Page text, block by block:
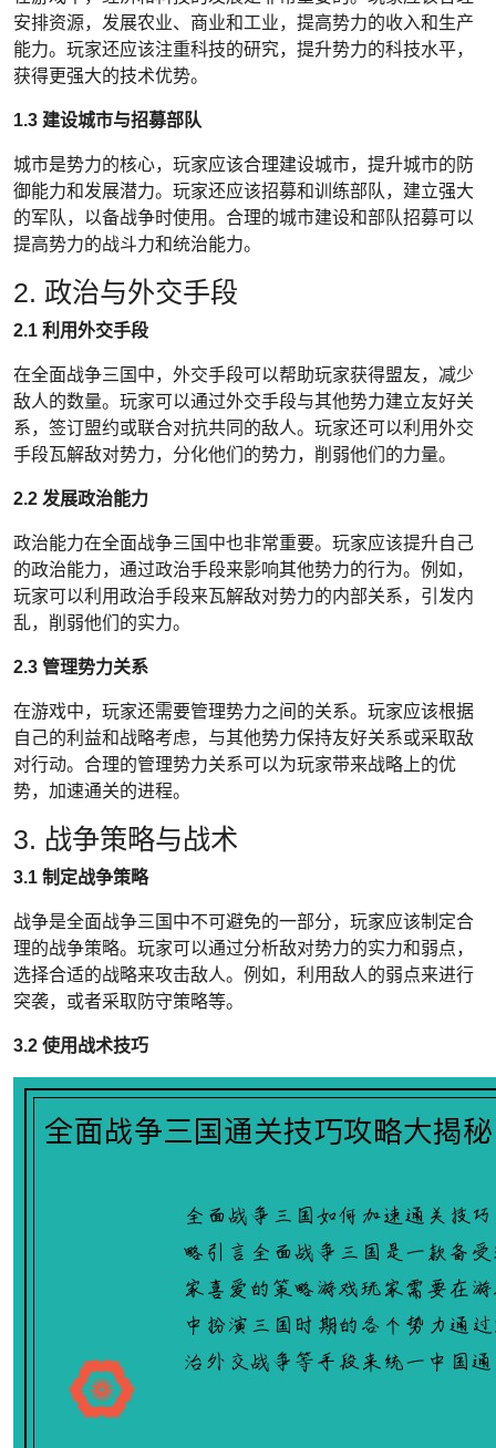
安排资源，发展农业、商业和工业，提高势力的收入和生产
能力。玩家还应该注重科技的研究，提升势力的科技水平，
获得更强大的技术优势。
1.3 建设城市与招募部队
城市是势力的核心，玩家应该合理建设城市，提升城市的防
御能力和发展潜力。玩家还应该招募和训练部队，建立强大
的军队，以备战争时使用。合理的城市建设和部队招募可以
提高势力的战斗力和统治能力。
2. 政治与外交手段
2.1 利用外交手段
在全面战争三国中，外交手段可以帮助玩家获得盟友，减少
敌人的数量。玩家可以通过外交手段与其他势力建立友好关
系，签订盟约或联合对抗共同的敌人。玩家还可以利用外交
手段瓦解敌对势力，分化他们的势力，削弱他们的力量。
2.2 发展政治能力
政治能力在全面战争三国中也非常重要。玩家应该提升自己
的政治能力，通过政治手段来影响其他势力的行为。例如，
玩家可以利用政治手段来瓦解敌对势力的内部关系，引发内
乱，削弱他们的实力。
2.3 管理势力关系
在游戏中，玩家还需要管理势力之间的关系。玩家应该根据
自己的利益和战略考虑，与其他势力保持友好关系或采取敌
对行动。合理的管理势力关系可以为玩家带来战略上的优
势，加速通关的进程。
3. 战争策略与战术
3.1 制定战争策略
战争是全面战争三国中不可避免的一部分，玩家应该制定合
理的战争策略。玩家可以通过分析敌对势力的实力和弱点，
选择合适的战略来攻击敌人。例如，利用敌人的弱点来进行
突袭，或者采取防守策略等。
3.2 使用战术技巧